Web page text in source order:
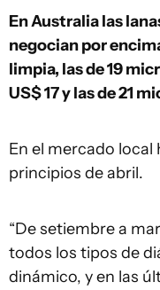
En Australia las
negocian por
limpia, las de 19
US$ 17 y las de 21
En el mercado
principios de abril.
“De setiembre a
todos los tipos de
dinámico, y en las